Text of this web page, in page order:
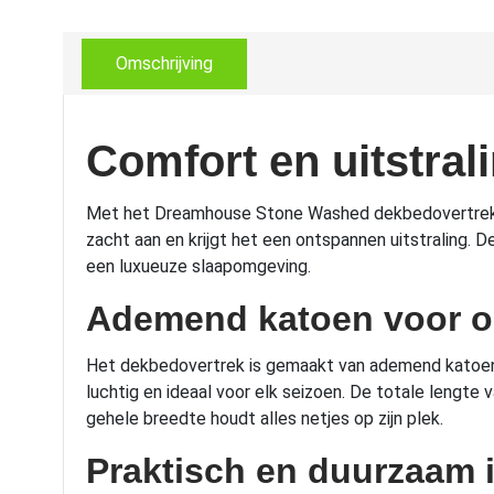
Omschrijving
Comfort en
Met het Dreamhouse Stone Washed
zacht aan en krijgt het een ontspannen uitstraling.
een luxueuze slaapomgeving.
Ademend katoen voor
Het dekbedovertrek is gemaakt van ademend
luchtig en ideaal voor elk seizoen. De totale lengte
gehele breedte houdt alles netjes op zijn plek.
Praktisch en duurzaam